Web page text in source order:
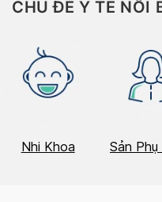
CHỦ ĐỀ Y TẾ NỔI
Nhi Khoa Sản Phụ